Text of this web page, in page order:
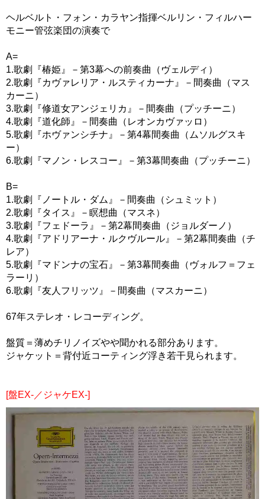
ヘルベルト・フォン・カラヤン指揮ベルリン・フィルハー
モニー管弦楽団の演奏で
A=
1.歌劇『椿姫』－第3幕への前奏曲（ヴェルディ）
2.歌劇『カヴァレリア・ルスティカーナ』－間奏曲（マス
カーニ）
3.歌劇『修道女アンジェリカ』－間奏曲（プッチーニ）
4.歌劇『道化師』－間奏曲（レオンカヴァッロ）
5.歌劇『ホヴァンシチナ』－第4幕間奏曲（ムソルグスキ
ー）
6.歌劇『マノン・レスコー』－第3幕間奏曲（プッチーニ）
B=
1.歌劇『ノートル・ダム』－間奏曲（シュミット）
2.歌劇『タイス』－瞑想曲（マスネ）
3.歌劇『フェドーラ』－第2幕間奏曲（ジョルダーノ）
4.歌劇『アドリアーナ・ルクヴルール』－第2幕間奏曲（チ
レア）
5.歌劇『マドンナの宝石』－第3幕間奏曲（ヴォルフ＝フェ
ラーリ）
6.歌劇『友人フリッツ』－間奏曲（マスカーニ）
67年ステレオ・レコーディング。
盤質＝薄めチリノイズやや聞かれる部分あります。
ジャケット＝背付近コーティング浮き若干見られます。
[盤EX-／ジャケEX-]